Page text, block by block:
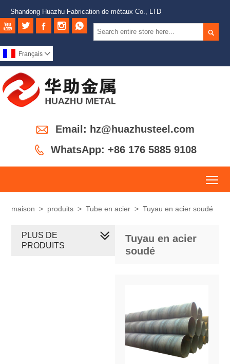
Shandong Huazhu Fabrication de métaux Co., LTD

    
Français 
 Email: hz@huazhusteel.com
 WhatsApp: +86 176 5885 9108
maison > produits > Tube en acier > Tuyau en acier soudé
Tuyau en acier
soudé
PLUS DE
PRODUITS